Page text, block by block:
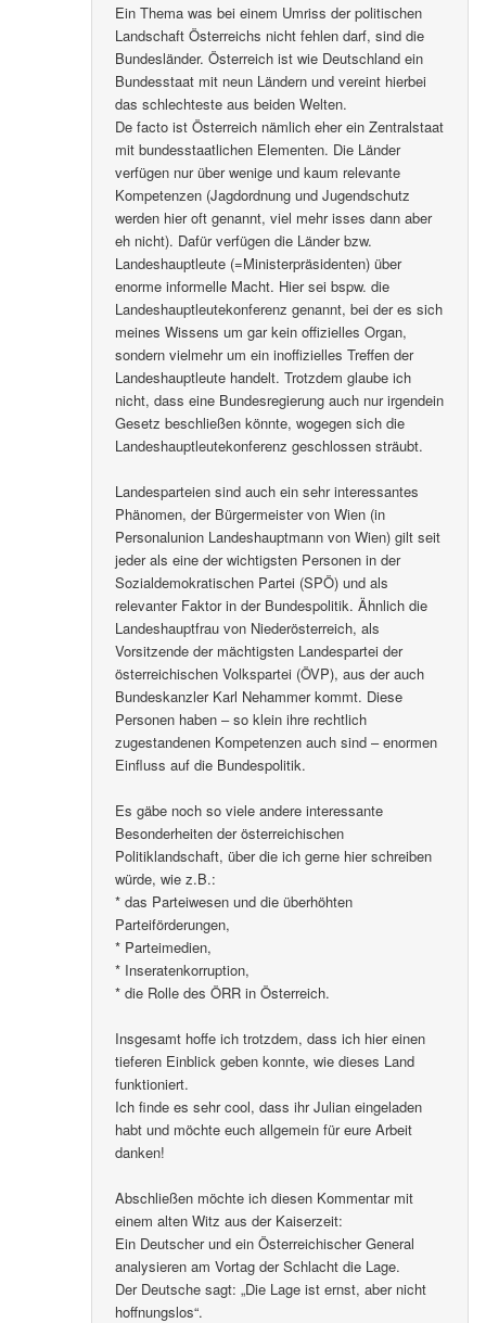
Ein Thema was bei einem Umriss der politischen
Landschaft Österreichs nicht fehlen darf, sind die
Bundesländer. Österreich ist wie Deutschland ein
Bundesstaat mit neun Ländern und vereint hierbei
das schlechteste aus beiden Welten.
De facto ist Österreich nämlich eher ein Zentralstaat
mit bundesstaatlichen Elementen. Die Länder
verfügen nur über wenige und kaum relevante
Kompetenzen (Jagdordnung und Jugendschutz
werden hier oft genannt, viel mehr isses dann aber
eh nicht). Dafür verfügen die Länder bzw.
Landeshauptleute (=Ministerpräsidenten) über
enorme informelle Macht. Hier sei bspw. die
Landeshauptleutekonferenz genannt, bei der es sich
meines Wissens um gar kein offizielles Organ,
sondern vielmehr um ein inoffizielles Treffen der
Landeshauptleute handelt. Trotzdem glaube ich
nicht, dass eine Bundesregierung auch nur irgendein
Gesetz beschließen könnte, wogegen sich die
Landeshauptleutekonferenz geschlossen sträubt.
Landesparteien sind auch ein sehr interessantes
Phänomen, der Bürgermeister von Wien (in
Personalunion Landeshauptmann von Wien) gilt seit
jeder als eine der wichtigsten Personen in der
Sozialdemokratischen Partei (SPÖ) und als
relevanter Faktor in der Bundespolitik. Ähnlich die
Landeshauptfrau von Niederösterreich, als
Vorsitzende der mächtigsten Landespartei der
österreichischen Volkspartei (ÖVP), aus der auch
Bundeskanzler Karl Nehammer kommt. Diese
Personen haben – so klein ihre rechtlich
zugestandenen Kompetenzen auch sind – enormen
Einfluss auf die Bundespolitik.
Es gäbe noch so viele andere interessante
Besonderheiten der österreichischen
Politiklandschaft, über die ich gerne hier schreiben
würde, wie z.B.:
* das Parteiwesen und die überhöhten
Parteiförderungen,
* Parteimedien,
* Inseratenkorruption,
* die Rolle des ÖRR in Österreich.
Insgesamt hoffe ich trotzdem, dass ich hier einen
tieferen Einblick geben konnte, wie dieses Land
funktioniert.
Ich finde es sehr cool, dass ihr Julian eingeladen
habt und möchte euch allgemein für eure Arbeit
danken!
Abschließen möchte ich diesen Kommentar mit
einem alten Witz aus der Kaiserzeit:
Ein Deutscher und ein Österreichischer General
analysieren am Vortag der Schlacht die Lage.
Der Deutsche sagt: „Die Lage ist ernst, aber nicht
hoffnungslos“.